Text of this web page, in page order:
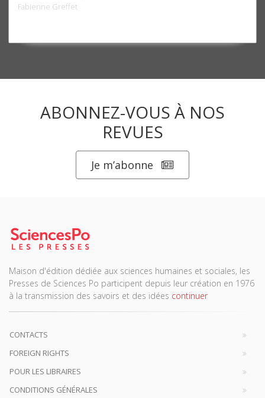
Fabienne Greffet
ABONNEZ-VOUS À NOS
REVUES
Je m’abonne
Maison d'édition dédiée aux sciences humaines et sociales, les
Presses de Sciences Po participent depuis leur création en 1976
à la transmission des savoirs et des idées continuer
CONTACTS
FOREIGN RIGHTS
POUR LES LIBRAIRES
CONDITIONS GÉNÉRALES